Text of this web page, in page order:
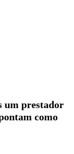
um prestador
como